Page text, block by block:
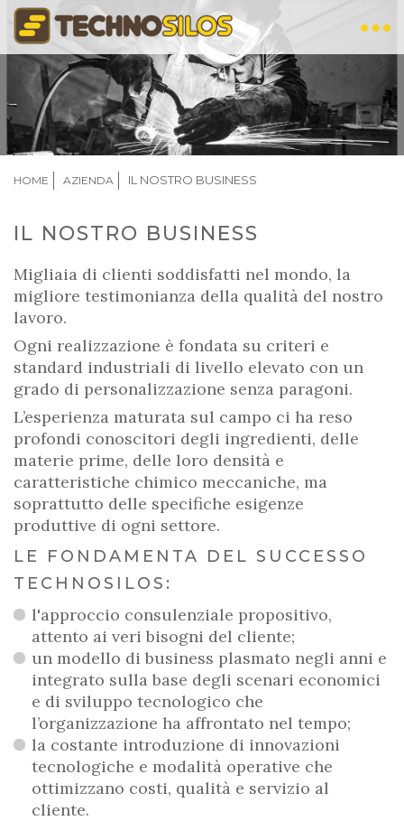
Salta
contenuto
principale
BRICIOLE
PANE
HOME AZIENDA IL NOSTRO BUSINESS
IL NOSTRO BUSINESS
Migliaia di clienti soddisfatti nel mondo, la
migliore testimonianza della qualità del nostro
lavoro.
Ogni realizzazione è fondata su criteri e
standard industriali di livello elevato con un
grado di personalizzazione senza paragoni.
L’esperienza maturata sul campo ci ha reso
profondi conoscitori degli ingredienti, delle
materie prime, delle loro densità e
caratteristiche chimico meccaniche, ma
soprattutto delle specifiche esigenze
produttive di ogni settore.
LE FONDAMENTA DEL SUCCESSO
TECHNOSILOS:
l'approccio consulenziale propositivo,
attento ai veri bisogni del cliente;
un modello di business plasmato negli anni e
integrato sulla base degli scenari economici
e di sviluppo tecnologico che
l’organizzazione ha affrontato nel tempo;
la costante introduzione di innovazioni
tecnologiche e modalità operative che
ottimizzano costi, qualità e servizio al
cliente.